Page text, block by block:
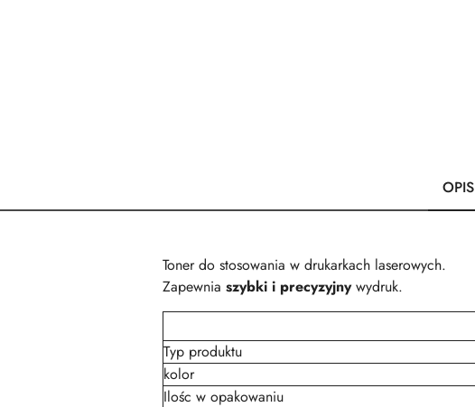
OPIS
Toner do stosowania w drukarkach laserowych.
Zapewnia szybki i precyzyjnywydruk.
Typ produktu
kolor
Ilośc w opakowaniu